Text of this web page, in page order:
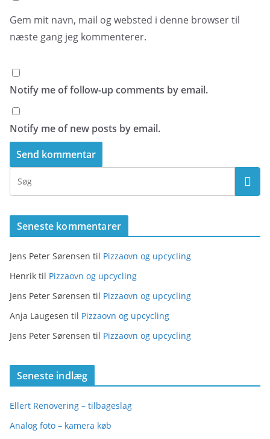
Gem mit navn, mail og websted i denne browser til
næste gang jeg kommenterer.
Notify me of follow-up comments by email.
Notify me of new posts by email.
Seneste kommentarer
Jens Peter Sørensen til Pizzaovn og upcycling
Henrik til Pizzaovn og upcycling
Jens Peter Sørensen til Pizzaovn og upcycling
Anja Laugesen til Pizzaovn og upcycling
Jens Peter Sørensen til Pizzaovn og upcycling
Seneste indlæg
Ellert Renovering – tilbageslag
Analog foto – kamera køb